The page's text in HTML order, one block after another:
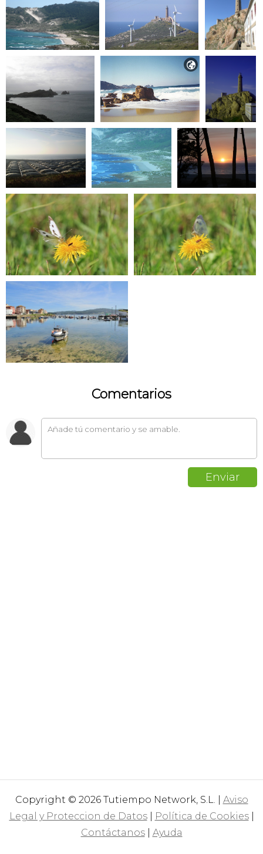

Comentarios
Copyright © 2026 Tutiempo Network, S.L. | Aviso
Legal y Proteccion de Datos| Política de Cookies|
Contáctanos| Ayuda